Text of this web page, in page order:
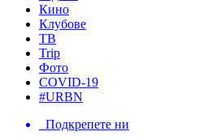
Кино
Клубове
ТВ
Trip
Фото
COVID-19
#URBN
Подкрепете ни